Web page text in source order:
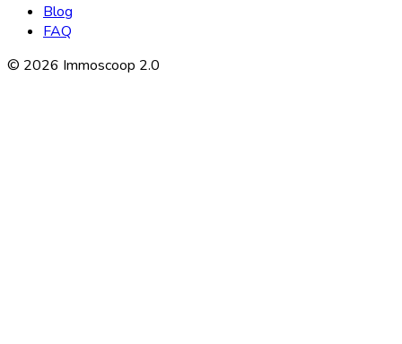
Blog
FAQ
© 2026 Immoscoop 2.0